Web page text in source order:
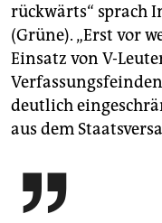
rückwärts“ sprach
(Grüne). „Erst vor
Einsatz von V-
deutlich
aus dem
